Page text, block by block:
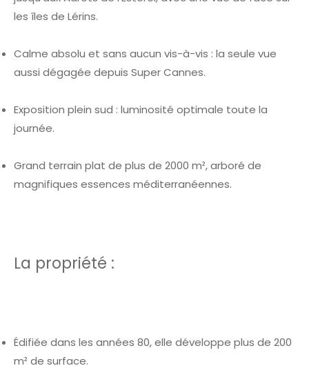
les îles de Lérins.
Calme absolu et sans aucun vis-à-vis : la seule vue
aussi dégagée depuis Super Cannes.
Exposition plein sud : luminosité optimale toute la
journée.
Grand terrain plat de plus de 2000 m², arboré de
magnifiques essences méditerranéennes.
La propriété :
Édifiée dans les années 80, elle développe plus de 200
m² de surface.